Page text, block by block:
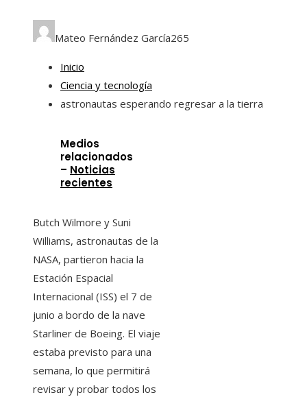
Mateo Fernández García265
Inicio
Ciencia y tecnología
astronautas esperando regresar a la tierra
Medios
relacionados
– Noticias
recientes
Butch Wilmore y Suni
Williams, astronautas de la
NASA, partieron hacia la
Estación Espacial
Internacional (ISS) el 7 de
junio a bordo de la nave
Starliner de Boeing. El viaje
estaba previsto para una
semana, lo que permitirá
revisar y probar todos los